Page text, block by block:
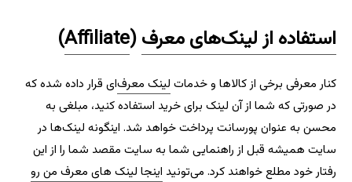
استفاده از لینک‌های معرف(
Affiliate
)
کنار معرفی برخی از کالاها و خدمات لینک معرف‌ای قرار داده شده که
در صورتی که شما از آن لینک برای خرید استفاده کنید، مبلغی به
محسن به عنوان پورسانت پرداخت خواهد شد. اینگونه لینک‌ها در
سایت همیشه قبل از راهنمایی شما به سایت مقصد شما را از این
رفتار خود مطلع خواهند کرد. می‌تونید اینجا لینک های معرف من رو